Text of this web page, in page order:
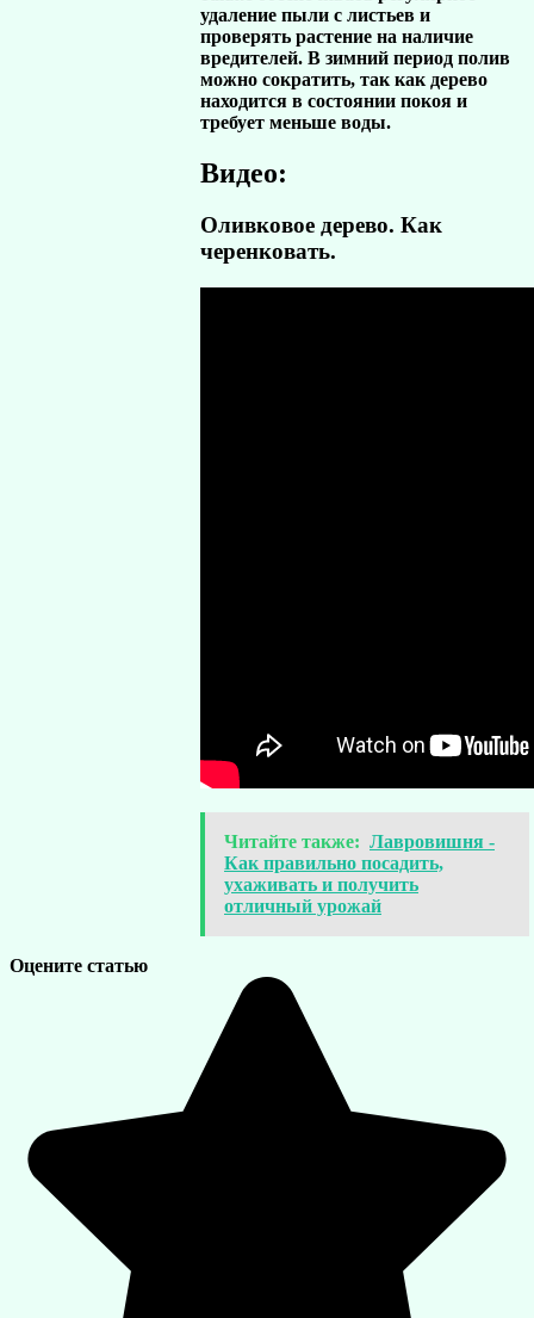
удаление пыли с листьев и
проверять растение на наличие
вредителей. В зимний период полив
можно сократить, так как дерево
находится в состоянии покоя и
требует меньше воды.
Видео:
Оливковое дерево. Как
черенковать.
Читайте также: Лавровишня -
Как правильно посадить,
ухаживать и получить
отличный урожай
Оцените статью